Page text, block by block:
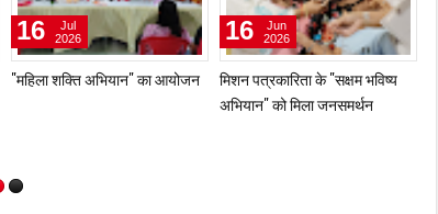
"मुंबई में रोजगार क्रांति की दस्तक!
01
Aug
2026
ड्रग्स के माध्यम से भारत की युवा पीढ़ी
को कमजोर करने की दुश्मनों की
31
Jul
2026